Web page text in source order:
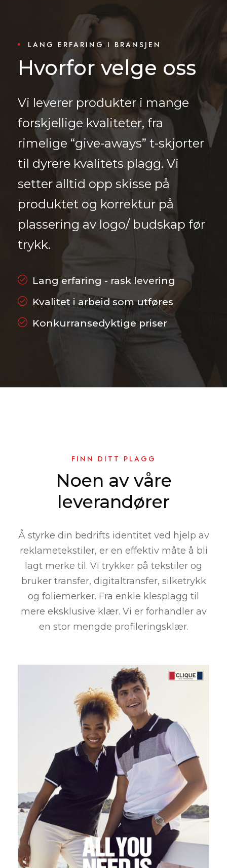
LANG ERFARING I BRANSJEN
Hvorfor velge oss
Vi leverer produkter i mange
forskjellige kvaliteter, fra
rimelige “give-aways” t-skjorter
til dyrere kvalitets plagg. Vi
setter alltid opp skisse på
produktet og korrektur på
plassering av logo/ budskap før
trykk.
Lang erfaring - rask levering
Kvalitet i arbeid som utføres
Konkurransedyktige priser
FINN DITT PLAGG
Noen av våre
leverandører
Å styrke din bedrifts identitet ved hjelp av
reklametekstiler, er en effektiv måte å bli
lagt merke til. Vi trykker på tekstiler og
bruker transfer, digitaltransfer, silketrykk
og foliemerker. Fra enkle klesplagg til
mere eksklusive klær. Vi er forhandler av
en stor mengde profileringsklær.